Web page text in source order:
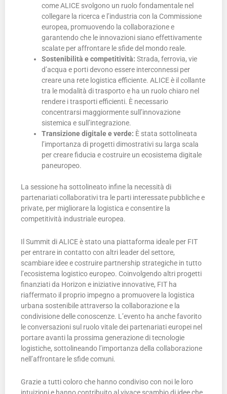
come ALICE svolgono un ruolo fondamentale nel
collegare la ricerca e l’industria con la Commissione
europea, promuovendo la collaborazione e
garantendo che le innovazioni siano effettivamente
scalate per affrontare le sfide del mondo reale.
Sostenibilità e competitività:Strada, ferrovia, vie
d’acqua e porti devono essere interconnessi per
creare una rete logistica efficiente. ALICE è il collante
tra le modalità di trasporto e ha un ruolo chiaro nel
rendere i trasporti efficienti. È necessario
concentrarsi maggiormente sull’innovazione
sistemica e sull’integrazione.
Transizione digitale e verde: È stata sottolineata
l’importanza di progetti dimostrativi su larga scala
per creare fiducia e costruire un ecosistema digitale
paneuropeo.
La sessione ha sottolineato infine la necessità di
partenariati collaborativi tra le parti interessate pubbliche e
private, per migliorare la logistica e consentire la
competitività industriale europea.
Il Summit di ALICE è stato una piattaforma ideale per FIT
per entrare in contatto con altri leader del settore,
scambiare idee e costruire partnership strategiche in tutto
l’ecosistema logistico europeo. Coinvolgendo altri progetti
finanziati da Horizon e iniziative innovative, FIT ha
riaffermato il proprio impegno a promuovere la logistica
urbana sostenibile attraverso la collaborazione e la
condivisione delle conoscenze. L’evento ha anche favorito
le conversazioni sul ruolo vitale dei partenariati europei nel
portare avanti la prossima generazione di tecnologie
logistiche, sottolineando l’importanza della collaborazione
nell’affrontare le sfide comuni.
Grazie a tutti coloro che hanno condiviso con noi le loro